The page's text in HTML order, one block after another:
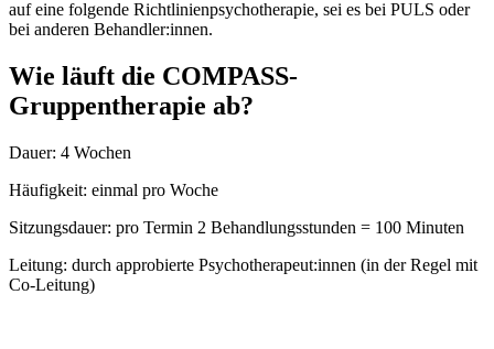
auf eine folgende Richtlinienpsychotherapie, sei es bei PULS oder
bei anderen Behandler:innen.
Wie läuft die COMPASS-
Gruppentherapie ab?
Dauer: 4 Wochen
Häufigkeit: einmal pro Woche
Sitzungsdauer: pro Termin 2 Behandlungsstunden = 100 Minuten
Leitung: durch approbierte Psychotherapeut:innen (in der Regel mit
Co-Leitung)